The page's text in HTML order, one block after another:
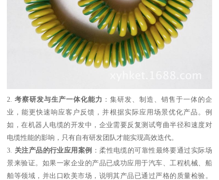
2.考察研发与生产一体化能力 ：集研发、制造、销售于一体的企
业，能更快速响应客户反馈，并根据实际应用场景优化产品。例
如，在机器人电缆的开发中，企业需要反复测试弯曲半径和速度对
电缆性能的影响，只有自有研发团队才能实现高效迭代。
3. 关注产品的行业应用案例 ：柔性电缆的可靠性最终要通过实际场
景来验证。如果一家企业的产品已成功应用于汽车、工程机械、船
舶等领域，并出口欧美市场，说明其产品已通过严格的质量检验。